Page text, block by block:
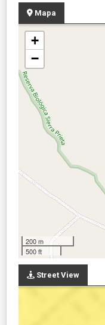
Mapa
+
−
200 m
500 ft
Street View